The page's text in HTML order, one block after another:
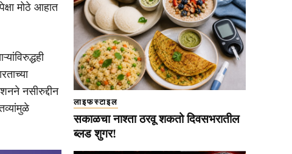
मोठे आहात
नसीरुद्दीन
लाइफस्टाइल
सकाळचा नाश्ता ठरवू शकतो दिवसभरातील
ब्लड शुगर!